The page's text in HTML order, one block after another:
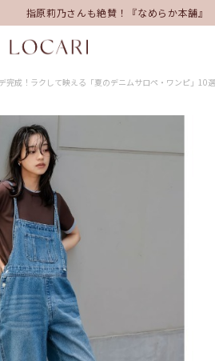
指原莉乃さんも絶賛！『なめらか本舗』
完成！ラクして映える「夏のデニムサロペ・ワンピ」10選